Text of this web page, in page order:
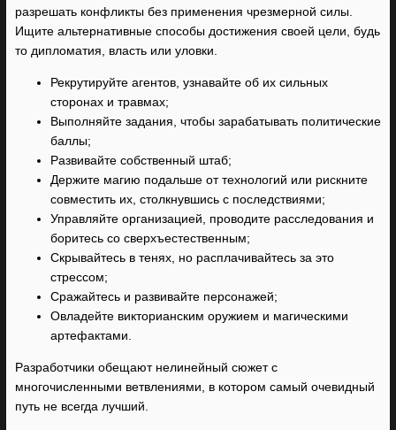
разрешать конфликты без применения чрезмерной силы.
Ищите альтернативные способы достижения своей цели, будь
то дипломатия, власть или уловки.
Рекрутируйте агентов, узнавайте об их сильных
сторонах и травмах;
Выполняйте задания, чтобы зарабатывать политические
баллы;
Развивайте собственный штаб;
Держите магию подальше от технологий или рискните
совместить их, столкнувшись с последствиями;
Управляйте организацией, проводите расследования и
боритесь со сверхъестественным;
Скрывайтесь в тенях, но расплачивайтесь за это
стрессом;
Сражайтесь и развивайте персонажей;
Овладейте викторианским оружием и магическими
артефактами.
Разработчики обещают нелинейный сюжет с
многочисленными ветвлениями, в котором самый очевидный
путь не всегда лучший.